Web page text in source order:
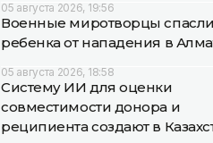
05 августа 2026, 19:56
Военные миротворцы спасли
ребенка от нападения в
05 августа 2026, 18:58
Систему ИИ для оценки
совместимости донора и
реципиента создают в